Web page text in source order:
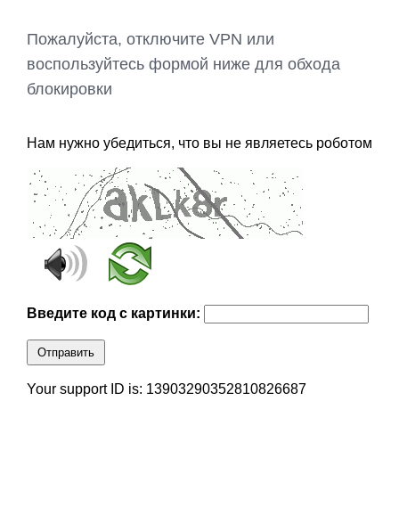
Пожалуйста, отключите VPN или
воспользуйтесь формой ниже для обхода
блокировки
Нам нужно убедиться, что вы не являетесь роботом
Введите код с картинки:
Отправить
Your support ID is: 13903290352810826687